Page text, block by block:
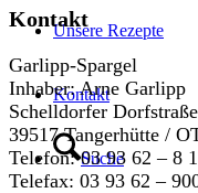
Unsere Rezepte
Kontakt
Suche
Kontakt
Garlipp-Spargel
Inhaber: Arne Garlipp
Schelldorfer
39517 Tangerhütte /
Telefon: 03 93 62 – 8
Telefax: 03 93 62 –